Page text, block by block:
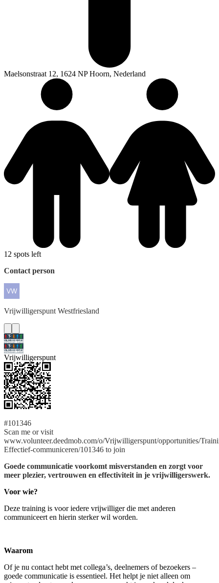
Maelsonstraat 12, 1624 NP Hoorn, Nederland
12 spots left
Contact person
Vrijwilligerspunt Westfriesland
Vrijwilligerspunt
#101346
Scan me or visit
www.volunteer.deedmob.com/o/Vrijwilligerspunt/opportunities/
Effectief-communiceren/101346 to join
Goede communicatie voorkomt misverstanden en zorgt voor
meer plezier, vertrouwen en effectiviteit in je vrijwilligerswerk.
Voor wie?
Deze training is voor iedere vrijwilliger die met anderen
communiceert en hierin sterker wil worden.
Waarom
Of je nu contact hebt met collega’s, deelnemers of bezoekers –
goede communicatie is essentieel. Het helpt je niet alleen om